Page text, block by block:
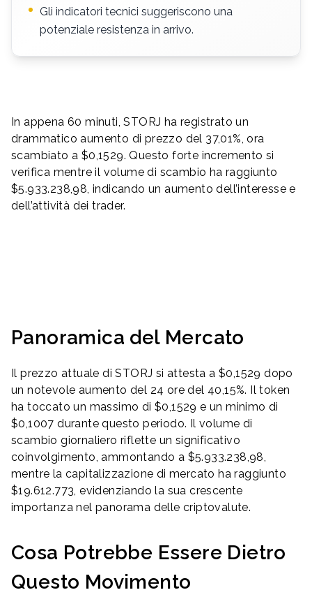
Gli indicatori tecnici suggeriscono una
potenziale resistenza in arrivo.
In appena 60 minuti, STORJ ha registrato un
drammatico aumento di prezzo del 37,01%, ora
scambiato a $0,1529. Questo forte incremento si
verifica mentre il volume di scambio ha raggiunto
$5.933.238,98, indicando un aumento dell’interesse e
dell’attività dei trader.
Panoramica del Mercato
Il prezzo attuale di STORJ si attesta a $0,1529 dopo
un notevole aumento del 24 ore del 40,15%. Il token
ha toccato un massimo di $0,1529 e un minimo di
$0,1007 durante questo periodo. Il volume di
scambio giornaliero riflette un significativo
coinvolgimento, ammontando a $5.933.238,98,
mentre la capitalizzazione di mercato ha raggiunto
$19.612.773, evidenziando la sua crescente
importanza nel panorama delle criptovalute.
Cosa Potrebbe Essere Dietro
Questo Movimento